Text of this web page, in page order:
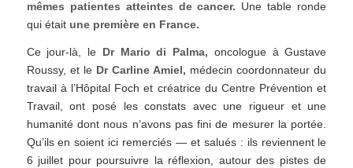
mêmes patientes atteintes de cancer. Une table ronde
qui était une première en France.
Ce jour-là, le Dr Mario di Palma, oncologue à Gustave
Roussy, et leDr Carline Amiel, médecin coordonnateur du
travail à l’Hôpital Foch et créatrice du Centre Prévention et
Travail, ont posé les constats avec une rigueur et une
humanité dont nous n’avons pas fini de mesurer la portée.
Qu’ils en soient ici remerciés — et salués : ils reviennent le
6 juillet pour poursuivre la réflexion, autour des pistes de